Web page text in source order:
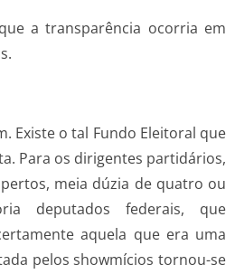
a transparência ocorria em
Existe o tal Fundo Eleitoral que
Para os dirigentes partidários,
meia dúzia de quatro ou
deputados federais, que
aquela que era uma
pelos showmícios tornou-se